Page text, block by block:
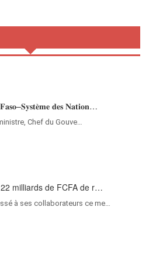
𝐝𝐞𝐬 𝐍𝐚𝐭𝐢𝐨𝐧…
Chef du Gouve…
milliards de FCFA de r…
à ses collaborateurs ce me…